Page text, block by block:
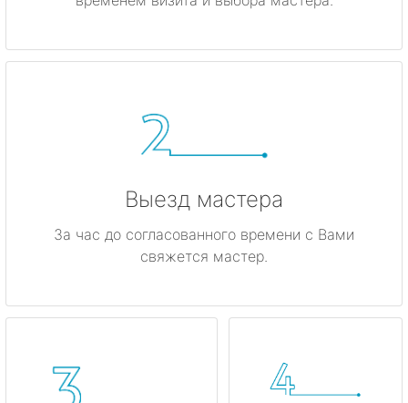
Выезд мастера
За час до согласованного времени с Вами
свяжется мастер.